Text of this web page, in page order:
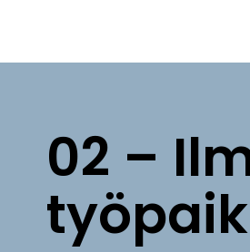
02 –